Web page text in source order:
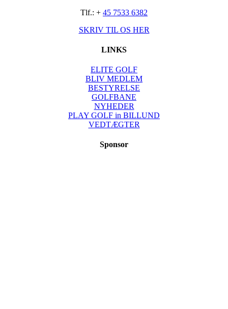
Tlf.: + 45 7533 6382
SKRIV TIL OS HER
LINKS
ELITE GOLF
BLIV MEDLEM
BESTYRELSE
GOLFBANE
NYHEDER
PLAY GOLF in BILLUND
VEDTÆGTER
Sponsor